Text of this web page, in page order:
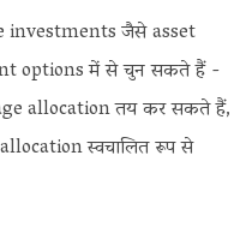
investments जैसे asset
options में से चुन सकते हैं -
allocation तय कर सकते हैं,
स्वचालित रूप से